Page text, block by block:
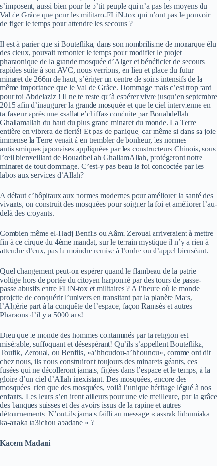
s’imposent, aussi bien pour le p’tit peuple qui n’a pas les moyens du
Val de Grâce que pour les militaro-FLiN-tox qui n’ont pas le pouvoir
de figer le temps pour attendre les secours ?
Il est à parier que si Bouteflika, dans son nombrilisme de monarque élu
des cieux, pouvait remonter le temps pour modifier le projet
pharaonique de la grande mosquée d’Alger et bénéficier de secours
rapides suite à son AVC, nous verrions, en lieu et place du futur
minaret de 266m de haut, s’ériger un centre de soins intensifs de la
même importance que le Val de Grâce. Dommage mais c’est trop tard
pour toi Abdelaziz ! Il ne te reste qu’à espérer vivre jusqu’en septembre
2015 afin d’inaugurer la grande mosquée et que le ciel intervienne en
ta faveur après une «sallat e’chiffa» conduite par Bouabdellah
Ghallamallah du haut du plus grand minaret du monde. La Terre
entière en vibrera de fierté! Et pas de panique, car même si dans sa joie
immense la Terre venait à en trembler de bonheur, les normes
antisismiques japonaises appliquées par les constructeurs Chinois, sous
l’œil bienveillant de Bouadbellah GhallamAllah, protégeront notre
minaret de tout dommage. C’est-y pas beau la foi concoctée par les
labos aux services d’Allah?
A défaut d’hôpitaux aux normes modernes pour améliorer la santé des
vivants, on construit des mosquées pour soigner la foi et améliorer l’au-
delà des croyants.
Combien même el-Hadj Benflis ou Aâmi Zeroual arriveraient à mettre
fin à ce cirque du 4ème mandat, sur le terrain mystique il n’y a rien à
attendre d’eux, pas la moindre remise à l’ordre ou d’appel bienséant.
Quel changement peut-on espérer quand le flambeau de la patrie
voltige hors de portée du citoyen harponné par des tours de passe-
passe abusifs entre FLiN-tox et militaires ? A l’heure où le monde
projette de conquérir l’univers en transitant par la planète Mars,
l’Algérie part à la conquête de l’espace, façon Ramsès et autres
Pharaons d’il y a 5000 ans!
Dieu que le monde des hommes contaminés par la religion est
misérable, suffoquant et désespérant! Qu’ils s’appellent Bouteflika,
Toufik, Zeroual, ou Benflis, «a’hhoudou-a’hhounou», comme ont dit
chez nous, ils nous construiront toujours des minarets géants, ces
fusées qui ne décolleront jamais, figées dans l’espace et le temps, à la
gloire d’un ciel d’Allah inexistant. Des mosquées, encore des
mosquées, rien que des mosquées, voilà l’unique héritage légué à nos
enfants. Les leurs s’en iront ailleurs pour une vie meilleure, par la grâce
des banques suisses et des avoirs issus de la rapine et autres
détournements. N’ont-ils jamais failli au message « assrak lidouniaka
ka-anaka ta3ichou abadane » ?
Kacem Madani